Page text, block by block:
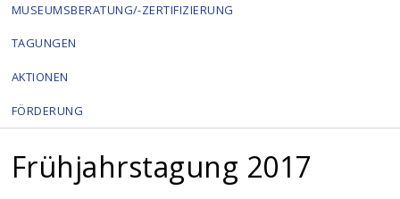
MUSEUMSBERATUNG/-ZERTIFIZIERUNG
TAGUNGEN
AKTIONEN
FÖRDERUNG
Frühjahrstagung 2017